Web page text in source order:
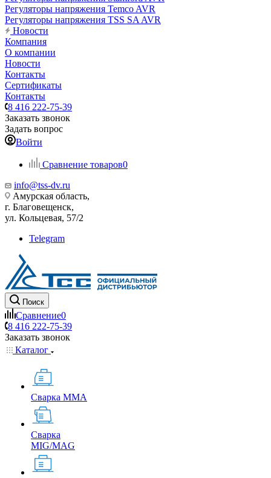
Регуляторы напряжения Temco AVR
Регуляторы напряжения TSS SA AVR
Новости
Компания
О компании
Новости
Контакты
Сертификаты
Контакты
8 416 222-75-39
Заказать звонок
Задать вопрос
Войти
Сравнение товаров0
info@tss-dv.ru
Амурская область,
г. Благовещенск,
ул. Кольцевая, 57/2
Telegram
Поиск
Сравнение0
8 416 222-75-39
Заказать звонок
Каталог
Сварка MMA
Сварка
MIG/MAG